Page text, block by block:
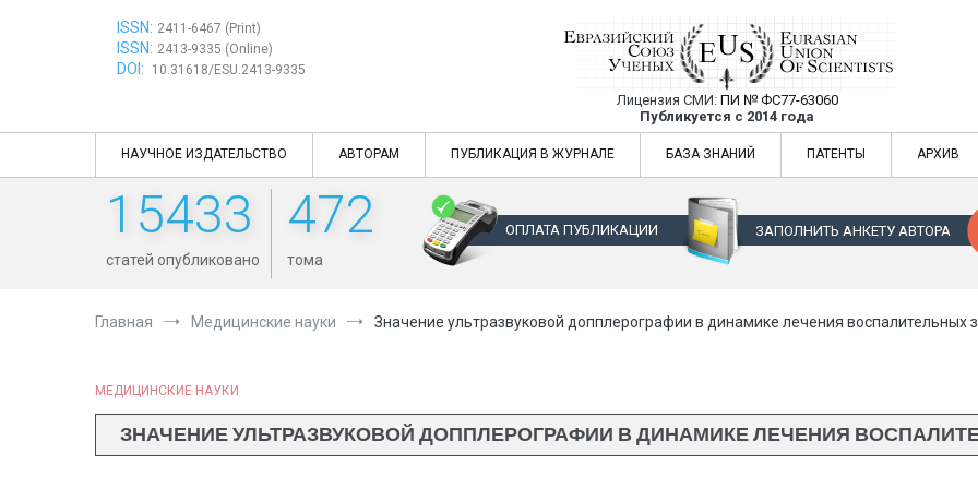
ISSN: 2411-6467 (Print)
ISSN: 2413-9335 (Online)
DOI: 10.31618/ESU.2413-9335
Евразийский Союз Ученых —
Лицензия СМИ: ПИ № ФС77-63060
Публикуется с 2014 года
Евразийский Союз Ученых — публикация научных статей в
НАУЧНОЕ ИЗДАТЕЛЬСТВО АВТОРАМ ПУБЛИКАЦИЯ В ЖУРНАЛЕ БАЗА ЗНАНИЙ ПАТЕНТЫ АРХИВ
15433
статей опубликовано
472
тома
ОПЛАТА ПУБЛИКАЦИИ ЗАПОЛНИТЬ АНКЕТУ АВТОРА
Главная Медицинские науки Значение ультразвуковой допплерографии в динамике лечения воспалительных
МЕДИЦИНСКИЕ НАУКИ
ЗНАЧЕНИЕ УЛЬТРАЗВУКОВОЙ ДОППЛЕРОГРАФИИ В ДИНАМИКЕ ЛЕЧЕНИЯ